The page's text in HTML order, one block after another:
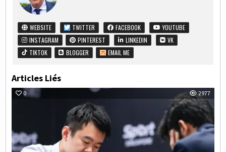
WEBSITE TWITTER FACEBOOK
YOUTUBE
INSTAGRAM
PINTEREST LINKEDIN
VK
TIKTOK
BLOGGER EMAIL ME
Articles Liés
0 2977